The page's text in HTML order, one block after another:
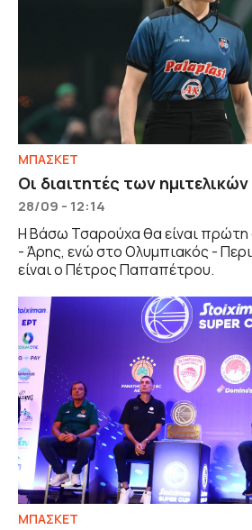
ΜΠΑΣΚΕΤ
Οι διαιτητές των
28/09 - 12:14
Η Βάσω Τσαρούχα θα είναι πρώτη
- Άρης, ενώ στο Ολυμπιακός -
είναι ο Πέτρος Παπαπέτρου.
ΜΠΑΣΚΕΤ